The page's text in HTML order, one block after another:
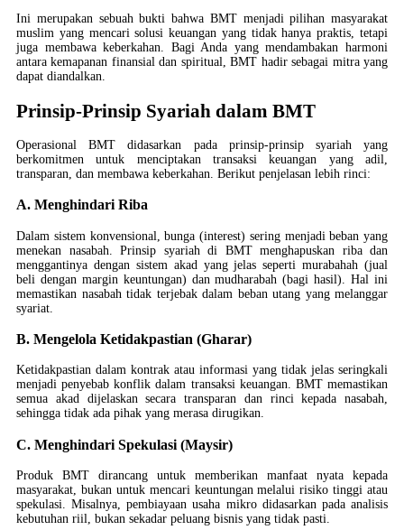
Ini merupakan sebuah bukti bahwa BMT menjadi pilihan masyarakat
muslim yang mencari solusi keuangan yang tidak hanya praktis, tetapi
juga membawa keberkahan. Bagi Anda yang mendambakan harmoni
antara kemapanan finansial dan spiritual, BMT hadir sebagai mitra yang
dapat diandalkan.
Prinsip-Prinsip Syariah dalam BMT
Operasional BMT didasarkan pada prinsip-prinsip syariah yang
berkomitmen untuk menciptakan transaksi keuangan yang adil,
transparan, dan membawa keberkahan. Berikut penjelasan lebih rinci:
A. Menghindari Riba
Dalam sistem konvensional, bunga (interest) sering menjadi beban yang
menekan nasabah. Prinsip syariah di BMT menghapuskan riba dan
menggantinya dengan sistem akad yang jelas seperti murabahah (jual
beli dengan margin keuntungan) dan mudharabah (bagi hasil). Hal ini
memastikan nasabah tidak terjebak dalam beban utang yang melanggar
syariat.
B. Mengelola Ketidakpastian (Gharar)
Ketidakpastian dalam kontrak atau informasi yang tidak jelas seringkali
menjadi penyebab konflik dalam transaksi keuangan. BMT memastikan
semua akad dijelaskan secara transparan dan rinci kepada nasabah,
sehingga tidak ada pihak yang merasa dirugikan.
C. Menghindari Spekulasi (Maysir)
Produk BMT dirancang untuk memberikan manfaat nyata kepada
masyarakat, bukan untuk mencari keuntungan melalui risiko tinggi atau
spekulasi. Misalnya, pembiayaan usaha mikro didasarkan pada analisis
kebutuhan riil, bukan sekadar peluang bisnis yang tidak pasti.